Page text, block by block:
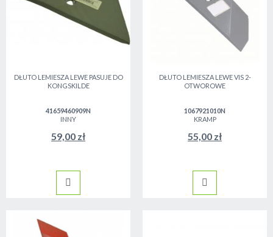
DŁUTO LEMIESZA LEWE PASUJE DO
KONGSKILDE
41659460909N
INNY
59,00 zł
DŁUTO LEMIESZA LEWE VIS 2-
OTWOROWE
1067921010N
KRAMP
55,00 zł